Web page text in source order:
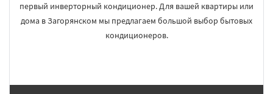
первый инверторный кондиционер. Для вашей квартиры или
дома в Загорянском мы предлагаем большой выбор бытовых
кондиционеров.